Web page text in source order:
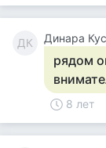
ДК Динара
рядом
8 лет